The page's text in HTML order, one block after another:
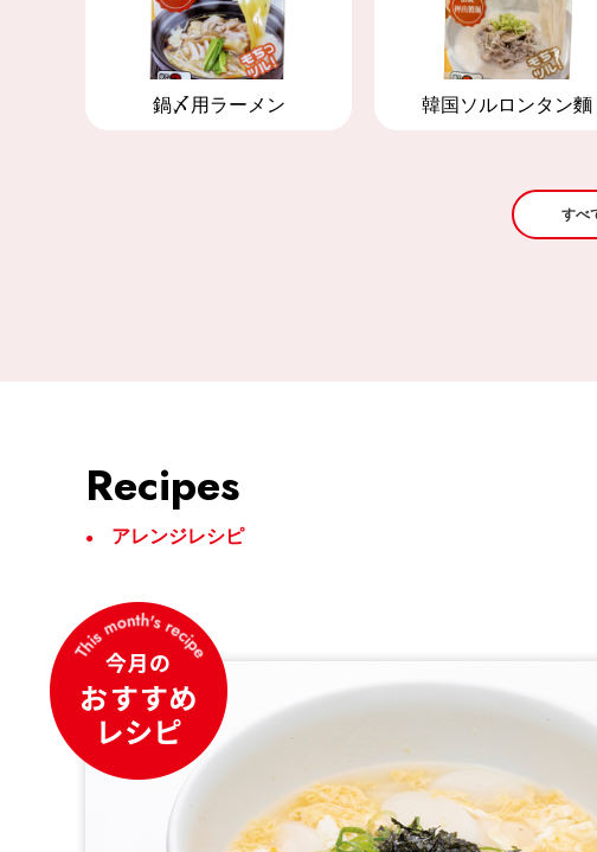
鍋〆用ラーメン 韓国ソルロンタン麵
すべ
Recipes
アレンジレシピ